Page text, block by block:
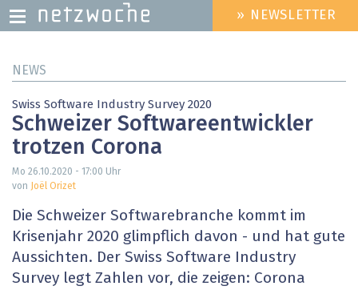
zum
HEADER
MENU
» NEWSLETTER
NEWS
Swiss Software Industry Survey 2020
Schweizer Softwareentwickler
trotzen Corona
Mo 26.10.2020 - 17:00 Uhr
von
Joël Orizet
Die Schweizer Softwarebranche kommt im
Krisenjahr 2020 glimpflich davon - und hat gute
Aussichten. Der Swiss Software Industry
Survey legt Zahlen vor, die zeigen: Corona